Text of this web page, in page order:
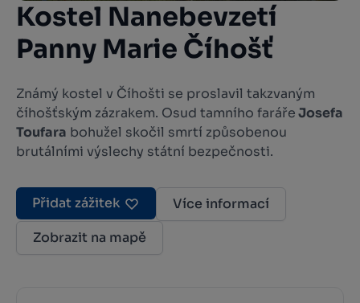
Kostel Nanebevzetí
Panny Marie Číhošť
Známý kostel v Číhošti se proslavil takzvaným
číhošťským zázrakem. Osud tamního farářeJosefa
Toufara bohužel skočil smrtí způsobenou
brutálními výslechy státní bezpečnosti.
Přidat zážitek
Více informací
Zobrazit na mapě